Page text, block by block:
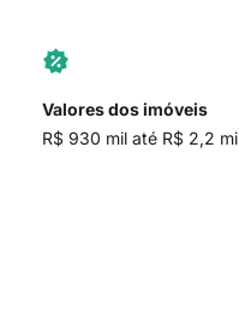
Valores dos imóveis
R$ 930 mil até R$ 2,2 mi